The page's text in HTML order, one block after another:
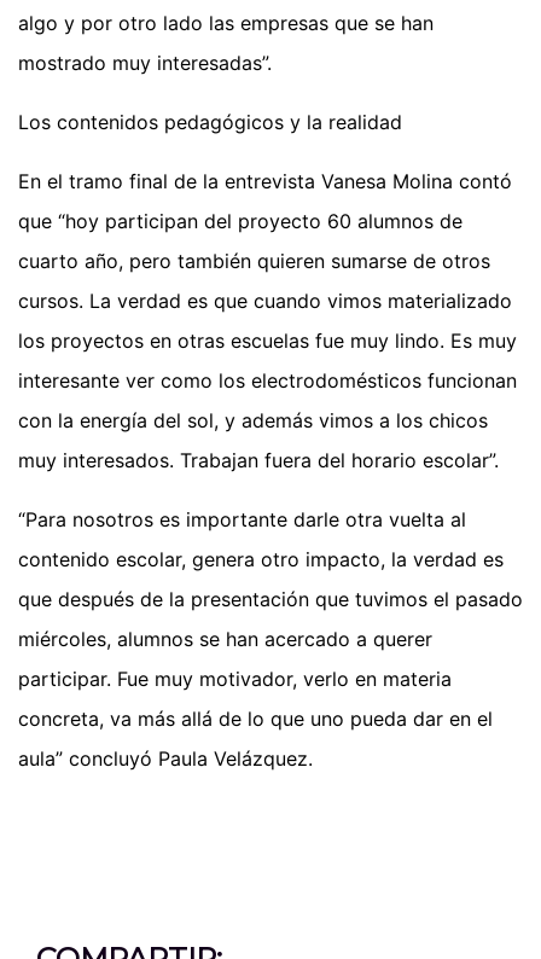
algo y por otro lado las empresas que se han
mostrado muy interesadas”.
Los contenidos pedagógicos y la realidad
En el tramo final de la entrevista Vanesa Molina contó
que “hoy participan del proyecto 60 alumnos de
cuarto año, pero también quieren sumarse de otros
cursos. La verdad es que cuando vimos materializado
los proyectos en otras escuelas fue muy lindo. Es muy
interesante ver como los electrodomésticos funcionan
con la energía del sol, y además vimos a los chicos
muy interesados. Trabajan fuera del horario escolar”.
“Para nosotros es importante darle otra vuelta al
contenido escolar, genera otro impacto, la verdad es
que después de la presentación que tuvimos el pasado
miércoles, alumnos se han acercado a querer
participar. Fue muy motivador, verlo en materia
concreta, va más allá de lo que uno pueda dar en el
aula” concluyó Paula Velázquez.